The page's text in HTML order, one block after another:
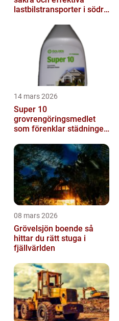
lastbilstransporter i södra
14 mars 2026
Super 10
grovrengöringsmedlet
som förenklar städningen
08 mars 2026
Grövelsjön boende så
hittar du rätt stuga i
fjällvärlden